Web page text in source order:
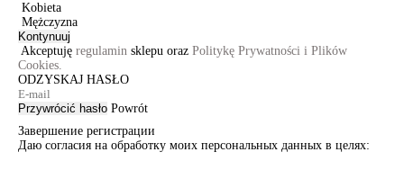
Kobieta
Mężczyzna
Kontynuuj
Akceptuję regulamin sklepu oraz Politykę Prywatności i Plików
Cookies.
ODZYSKAJ HASŁO
Przywrócić hasło Powrót
Завершение регистрации
Даю согласия на обработку моих персональных данных в целях: